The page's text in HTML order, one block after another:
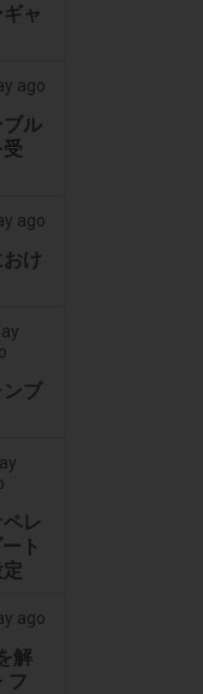
ャ
ago
ル
ago
け
ブ
レ
ト
ago
解
フ